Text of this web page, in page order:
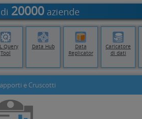
20000aziende
Query
Tool
Data Hub
Data
Replicator
Caricatore
di dati
e Cruscotti